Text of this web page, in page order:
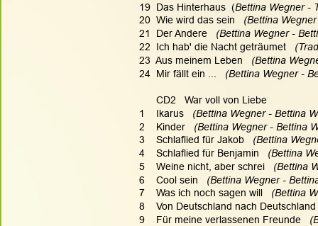
19  Das Hinterhaus  (Bettina Wegner -
20  Wie wird das sein
(Bettina
21  Der Andere
(Bettina Wegner -
22  Ich hab' die Nacht geträumet
23  Aus meinem Leben (Bettina
24  Mir fällt ein ...
(Bettina Wegner -
      CD2   War voll von Liebe
1    Ikarus
(Bettina Wegner - Bettina
2    Kinder
(Bettina Wegner - Bettina
3    Schlaflied für Jakob
(Bettina
4    Schlaflied für Benjamin
(Bettina
5    Weine nicht, aber schrei
(Bettina
6    Cool sein
(Bettina Wegner -
7    Was ich noch sagen will
(Bettina
8    Von Deutschland nach
9    Für meine verlassenen Freunde